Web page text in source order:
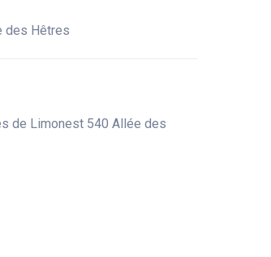
des Hêtres
de Limonest 540 Allée des